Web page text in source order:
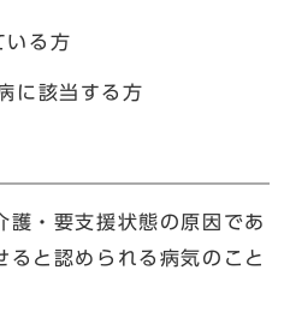
いる方
に該当する方
護・要支援状態の原因であ
ると認められる病気のこと